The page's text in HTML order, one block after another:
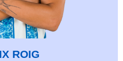
ROIG